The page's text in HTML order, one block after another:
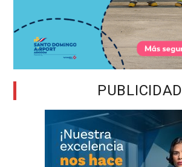
PUBLICIDAD